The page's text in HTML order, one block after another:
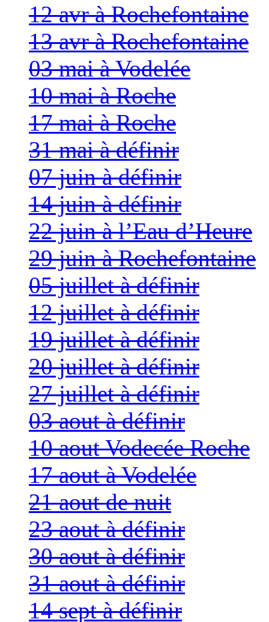
12 avr à Rochefontaine
13 avr à Rochefontaine
03 mai à Vodelée
10 mai à Roche
17 mai à Roche
31 mai à définir
07 juin à définir
14 juin à définir
22 juin à l’Eau d’Heure
29 juin à Rochefontaine
05 juillet à définir
12 juillet à définir
19 juillet à définir
20 juillet à définir
27 juillet à définir
03 aout à définir
10 aout Vodecée Roche
17 aout à Vodelée
21 aout de nuit
23 aout à définir
30 aout à définir
31 aout à définir
14 sept à définir